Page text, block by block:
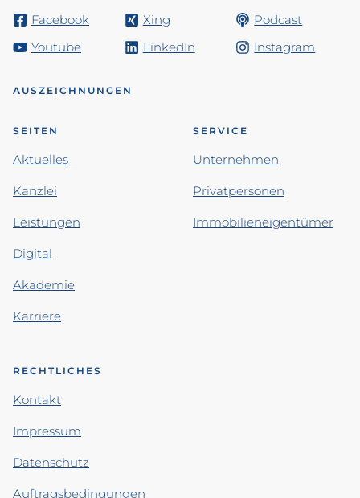
Facebook Xing
Podcast
Youtube
LinkedIn Instagram
AUSZEICHNUNGEN
SEITEN
Aktuelles
Kanzlei
Leistungen
Digital
Akademie
Karriere
SERVICE
Unternehmen
Privatpersonen
Immobilieneigentümer
RECHTLICHES
Kontakt
Impressum
Datenschutz
Auftragsbedingungen